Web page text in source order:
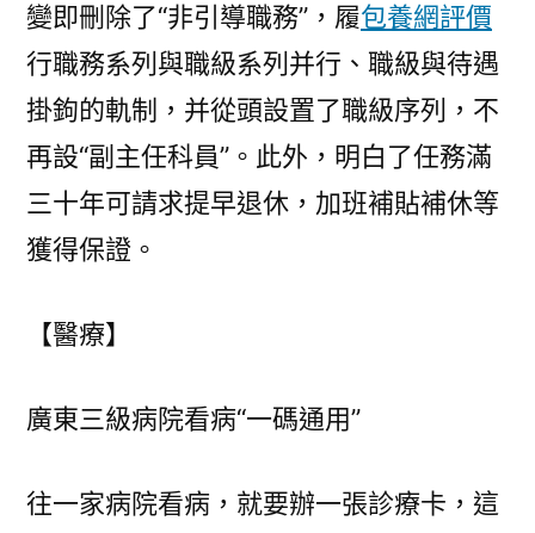
變即刪除了“非引導職務”，履包養網評價
行職務系列與職級系列并行、職級與待遇
掛鉤的軌制，并從頭設置了職級序列，不
再設“副主任科員”。此外，明白了任務滿
三十年可請求提早退休，加班補貼補休等
獲得保證。
【醫療】
廣東三級病院看病“一碼通用”
往一家病院看病，就要辦一張診療卡，這